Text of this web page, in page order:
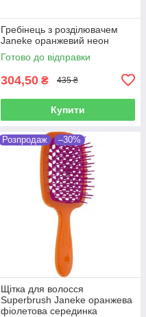
Гребінець з розділювачем
Janeke оранжевий неон
Готово до відправки
304,50 ₴ 435 ₴
Купити
Розпродаж –30%
Щітка для волосся
Superbrush Janeke оранжева
фіолетова серединка